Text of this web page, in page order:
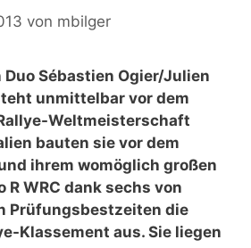
von mbilger
Duo Sébastien Ogier/Julien
unmittelbar vor dem
Weltmeisterschaft
bauten sie vor dem
ihrem womöglich großen
R WRC dank sechs von
Prüfungsbestzeiten die
Klassement aus. Sie liegen